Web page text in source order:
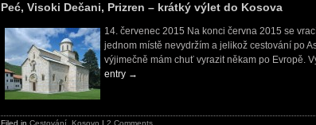
Peć, Visoki Dečani, Prizren – krátký výlet do Kosova
14. červenec 2015 Na konci června 2015 se
jednom místě nevydržím a jelikož cestování po
výjimečně mám chuť vyrazit někam po Evropě.
entry →
Filed in Cestování Kosovo | 2 Comments